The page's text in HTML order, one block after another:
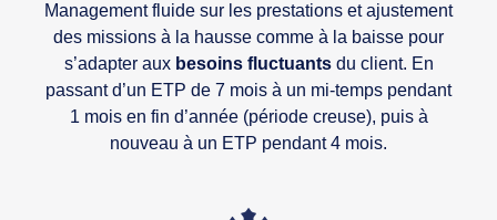
Management fluide sur les prestations et ajustement
des missions à la hausse comme à la baisse pour
s’adapter aux besoins fluctuantsdu client. En
passant d’un ETP de 7 mois à un mi-temps pendant
1 mois en fin d’année (période creuse), puis à
nouveau à un ETP pendant 4 mois.